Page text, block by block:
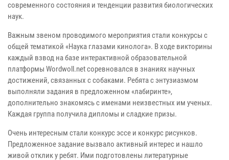
современного состояния и тенденции развития биологических
наук.
Важным звеном проводимого мероприятия стали конкурсы с
общей тематикой «Наука глазами кинолога». В ходе викторины
каждый взвод на базе интерактивной образовательной
платформы Wordwoll.net соревновался в знаниях научных
достижений, связанных с собаками. Ребята с энтузиазмом
выполняли задания в предложенном «лабиринте»,
дополнительно знакомясь с именами неизвестных им ученых.
Каждая группа получила дипломы и сладкие призы.
Очень интересным стали конкурс эссе и конкурс рисунков.
Предложенное задание вызвало активный интерес и нашло
живой отклик у ребят. Ими подготовлены литературные